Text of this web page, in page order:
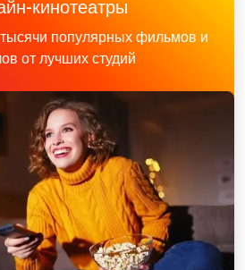
кинотеатры
популярных фильмов и
от лучших студий